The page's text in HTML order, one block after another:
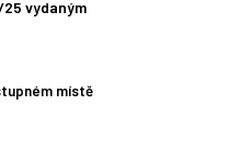
vydaným
místě